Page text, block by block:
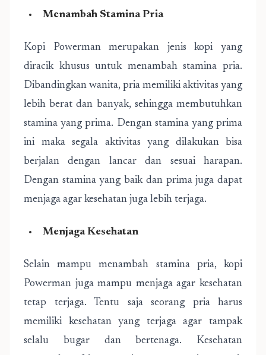
Menambah Stamina Pria
Kopi Powerman merupakan jenis kopi yang
diracik khusus untuk menambah stamina pria.
Dibandingkan wanita, pria memiliki aktivitas yang
lebih berat dan banyak, sehingga membutuhkan
stamina yang prima. Dengan stamina yang prima
ini maka segala aktivitas yang dilakukan bisa
berjalan dengan lancar dan sesuai harapan.
Dengan stamina yang baik dan prima juga dapat
menjaga agar kesehatan juga lebih terjaga.
Menjaga Kesehatan
Selain mampu menambah stamina pria, kopi
Powerman juga mampu menjaga agar kesehatan
tetap terjaga. Tentu saja seorang pria harus
memiliki kesehatan yang terjaga agar tampak
selalu bugar dan bertenaga. Kesehatan